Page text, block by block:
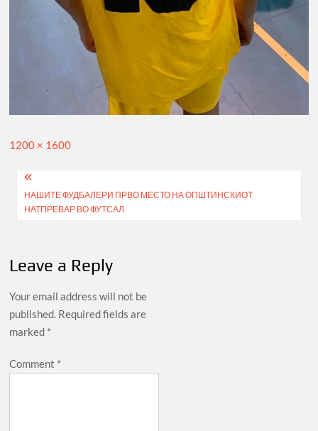
Full
1200 × 1600
Post
navigation
НАШИТЕ ФУДБАЛЕРИ ПРВО МЕСТО НА ОПШТИНСКИОТ
НАТПРЕВАР ВО ФУТСАЛ
Leave a Reply
Your email address will not be
published. Required fields are
marked *
Comment *